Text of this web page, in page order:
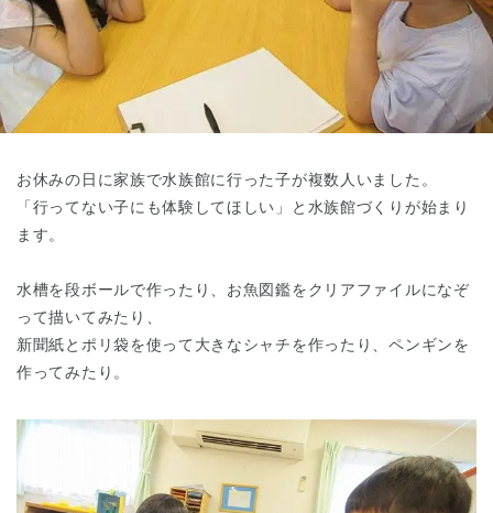
東京都 全域
お休みの日に家族で水族館に行った子が複数人いました。
「行ってない子にも体験してほしい」と水族館づくりが始まり
ます。
水槽を段ボールで作ったり、お魚図鑑をクリアファイルになぞ
って描いてみたり、
新聞紙とポリ袋を使って大きなシャチを作ったり、ペンギンを
作ってみたり。